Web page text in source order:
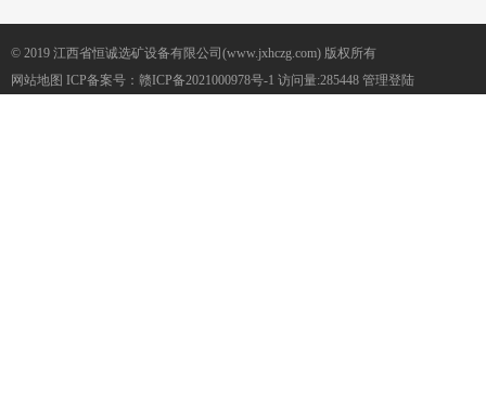
© 2019 江西省恒诚选矿设备有限公司(www.jxhczg.com) 版权所有
网站地图 ICP备案号： 赣ICP备2021000978号-1 访问量:285448 管理登陆